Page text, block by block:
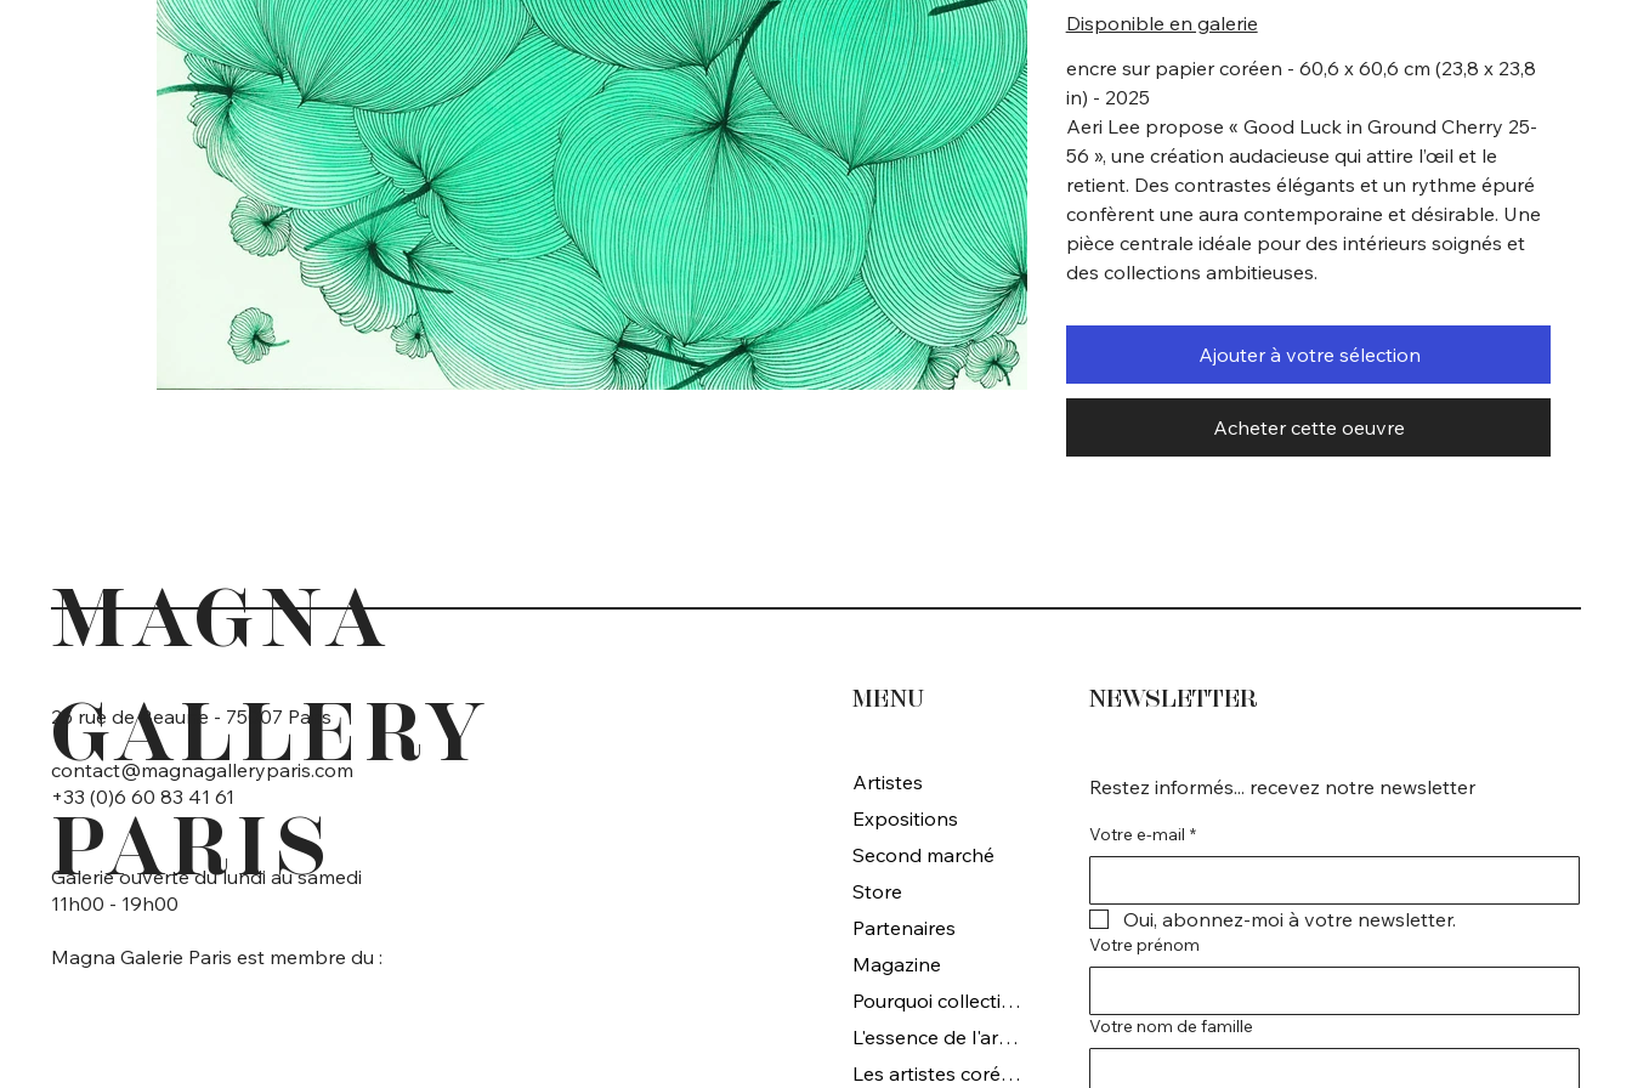
Disponible en galerie
encre sur papier coréen - 60,6 x 60,6 cm (23,8 x 23,8
in) - 2025
Aeri Lee propose « Good Luck in Ground Cherry 25-
56 », une création audacieuse qui attire l’œil et le
retient. Des contrastes élégants et un rythme épuré
confèrent une aura contemporaine et désirable. Une
pièce centrale idéale pour des intérieurs soignés et
des collections ambitieuses.
Ajouter à votre sélection
Acheter cette oeuvre
MAGNA
GALLERY
PARIS
25 rue de Beaune - 75007 Paris
contact@magnagalleryparis.com
+33 (0)6 60 83 41 61
Galerie ouverte du lundi au samedi
11h00 - 19h00
Magna Galerie Paris est membre du :
MENU
Artistes
Expositions
Second marché
Store
Partenaires
Magazine
Pourquoi collectionner l'art coréen ?
L'essence de l'art coréen
Les artistes coréens de Magna Gallery
Restez informés... recevez notre newsletter
Votre e-mail *
Oui, abonnez-moi à votre newsletter.
Votre prénom
Votre nom de famille
NEWSLETTER